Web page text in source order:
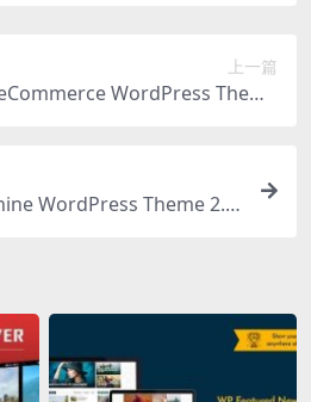
上一篇
WordPress Theme
WordPress Theme 2.2.